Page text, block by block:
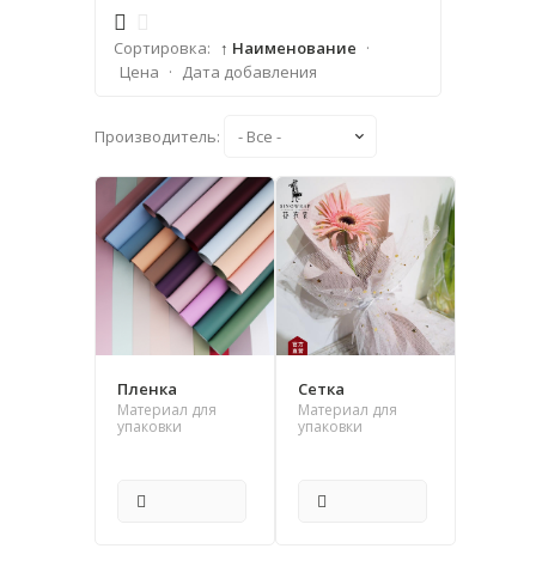
Сортировка: ↑ Наименование ·
Цена · Дата добавления
Производитель:
Пленка
Материал для
упаковки
Сетка
Материал для
упаковки